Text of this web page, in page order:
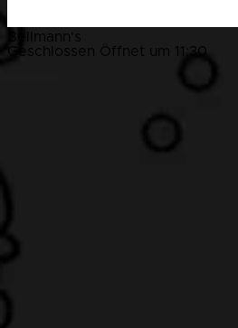
Bellmann's
Geschlossen Öffnet um 11:30